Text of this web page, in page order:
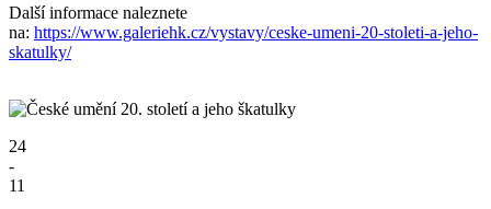
Další informace naleznete
na: https://www.galeriehk.cz/vystavy/ceske-umeni-20-stoleti-a-jeho-
skatulky/
24
-
11